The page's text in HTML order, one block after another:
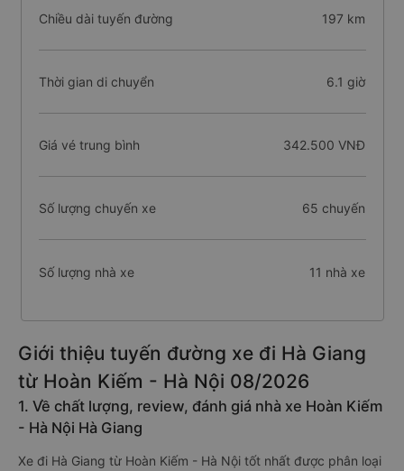
Chiều dài tuyến đường 197 km
Thời gian di chuyển 6.1 giờ
Giá vé trung bình 342.500 VNĐ
Số lượng chuyến xe 65 chuyến
Số lượng nhà xe 11 nhà xe
Giới thiệu tuyến đường xe đi Hà Giang
từ Hoàn Kiếm - Hà Nội 08/2026
1. Về chất lượng, review, đánh giá nhà xe Hoàn Kiếm
- Hà Nội Hà Giang
Xe đi Hà Giang từ Hoàn Kiếm - Hà Nội tốt nhất được phân loại